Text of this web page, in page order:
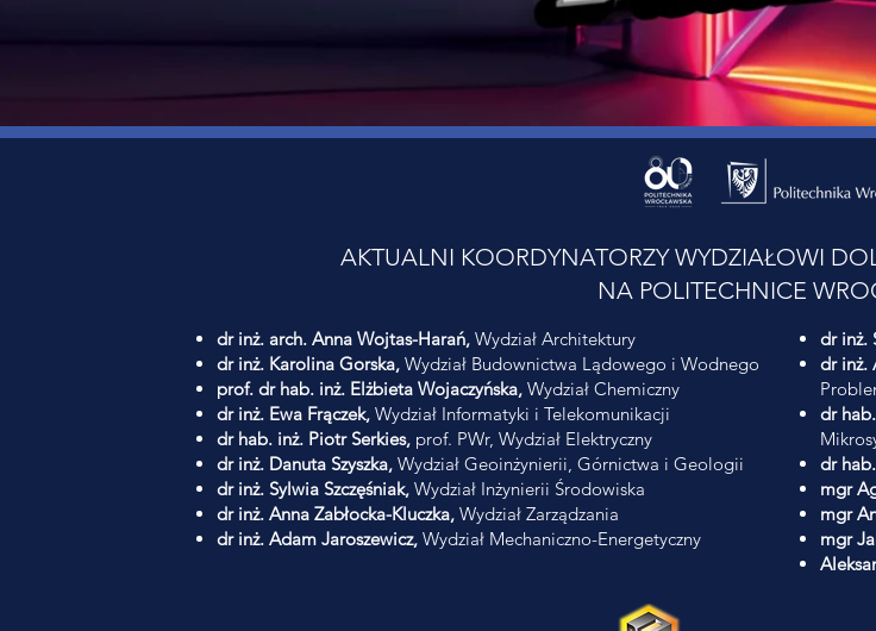
AKTUALNI KOORDYNATORZY WYDZIAŁOWI
NA POLITECHNICE
dr inż. arch. Anna Wojtas-Harań, Wydział Architektury
dr inż. Karolina Gorska, Wydział Budownictwa Lądowego i Wodnego
prof. dr hab. inż. Elżbieta Wojaczyńska, Wydział Chemiczny
dr inż. Ewa Frączek, Wydział Informatyki i Telekomunikacji
dr hab. inż. Piotr Serkies, prof. PWr, Wydział Elektryczny
dr inż. Danuta Szyszka, Wydział Geoinżynierii, Górnictwa i Geologii
dr inż. Sylwia Szczęśniak, Wydział Inżynierii Środowiska
dr inż. Anna Zabłocka-Kluczka, Wydział Zarządzania
dr inż. Adam Jaroszewicz, Wydział Mechaniczno-Energetyczny
dr inż.
dr inż.
dr
dr
mgr
mgr
mgr